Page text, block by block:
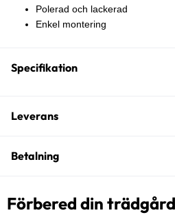
Polerad och lackerad
Enkel montering
Specifikation
Leverans
Betalning
Förbered din